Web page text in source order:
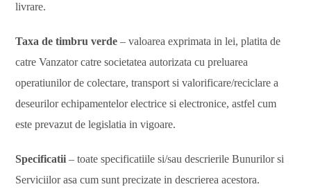
livrare.
Taxa de timbru verde – valoarea exprimata in lei, platita de
catre Vanzator catre societatea autorizata cu preluarea
operatiunilor de colectare, transport si valorificare/reciclare a
deseurilor echipamentelor electrice si electronice, astfel cum
este prevazut de legislatia in vigoare.
Specificatii– toate specificatiile si/sau descrierile Bunurilor si
Serviciilor asa cum sunt precizate in descrierea acestora.